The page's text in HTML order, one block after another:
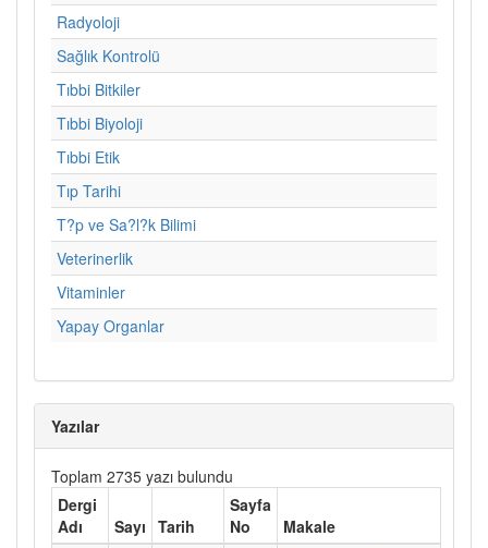
Radyoloji
Sağlık Kontrolü
Tıbbi Bitkiler
Tıbbi Biyoloji
Tıbbi Etik
Tıp Tarihi
T?p ve Sa?l?k Bilimi
Veterinerlik
Vitaminler
Yapay Organlar
Yazılar
Toplam 2735 yazı bulundu
Dergi
Adı
Sayı Tarih
Sayfa
No
Makale